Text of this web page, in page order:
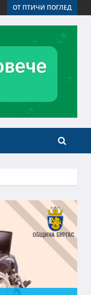
ОТ ПТИЧИ ПОГЛЕД